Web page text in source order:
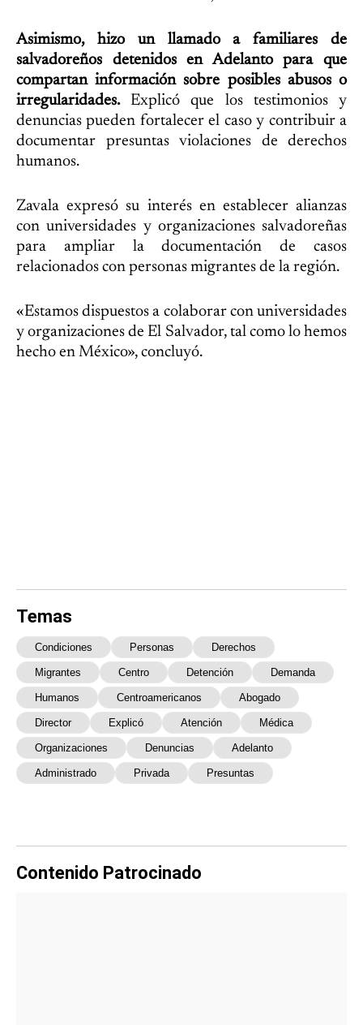
Asimismo, hizo un llamado a familiares de
salvadoreños detenidos en Adelanto para que
compartan información sobre posibles abusos o
irregularidades.Explicó que los testimonios y
denuncias pueden fortalecer el caso y contribuir a
documentar presuntas violaciones de derechos
humanos.
Zavala expresó su interés en establecer alianzas
con universidades y organizaciones salvadoreñas
para ampliar la documentación de casos
relacionados con personas migrantes de la región.
«Estamos dispuestos a colaborar con universidades
y organizaciones de El Salvador, tal como lo hemos
hecho en México», concluyó.
Temas
Condiciones Personas Derechos
Migrantes Centro Detención Demanda
Humanos Centroamericanos Abogado
Director Explicó Atención Médica
Organizaciones Denuncias Adelanto
Administrado Privada Presuntas
Contenido Patrocinado